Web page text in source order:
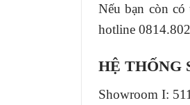
Nếu bạn còn có
hotline
HỆ THỐNG
Showroom I: